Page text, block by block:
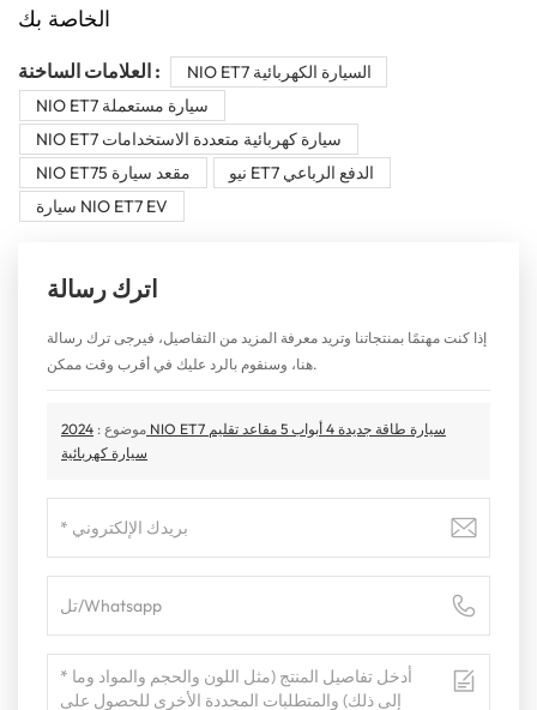
الخاصة بك
العلامات الساخنة :
NIO ET7 السيارة الكهربائية
NIO ET7 سيارة مستعملة
NIO ET7 سيارة كهربائية متعددة الاستخدامات
NIO ET75 مقعد سيارة
نيو ET7 الدفع الرباعي
سيارة NIO ET7 EV
اترك رسالة
إذا كنت مهتمًا بمنتجاتنا وتريد معرفة المزيد من التفاصيل، فيرجى ترك رسالة
هنا، وسنقوم بالرد عليك في أقرب وقت ممكن.
موضوع : 2024 NIO ET7 سيارة طاقة جديدة 4 أبواب 5 مقاعد تقليم
سيارة كهربائية